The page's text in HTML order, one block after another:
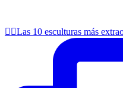
👉🏻Las 10 esculturas más